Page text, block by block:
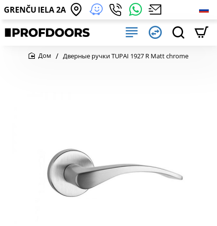
GRENČU IELA 2A
Дверные ручки TUPAI 1927 R Matt chrome